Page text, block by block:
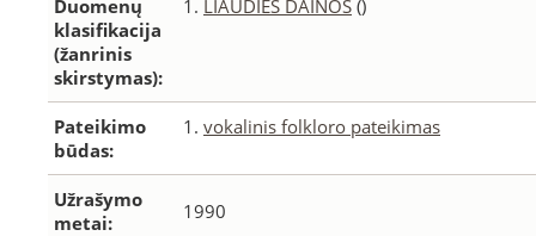
Duomenų
klasifikacija
(žanrinis
skirstymas):
1. LIAUDIES DAINOS ()
Pateikimo
būdas:
1. vokalinis folkloro pateikimas
Užrašymo
metai:
1990